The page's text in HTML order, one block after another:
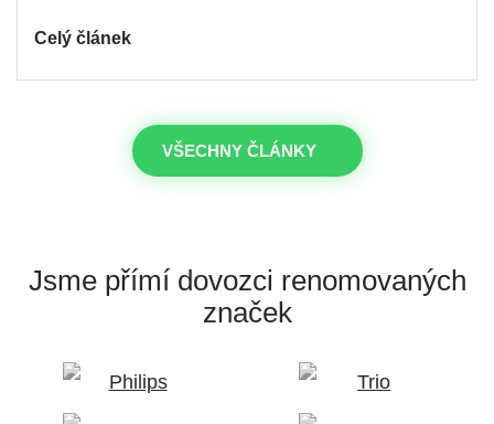
Celý článek
VŠECHNY ČLÁNKY
Jsme přímí dovozci renomovaných
značek